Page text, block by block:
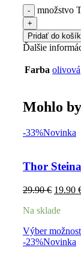
množstvo
Pridať do
Ďalšie
Farba olivová
Mohlo
-33%Novinka
Thor
29.90€ 19.90
Na sklade
Výber
-23%Novinka